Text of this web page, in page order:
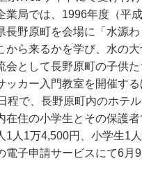
局では、1996年度（平
長野原町を会場に「水源
から来るかを学び、水の
として長野原町の子供
ッカー入門教室を開催す
程で、長野原町内のホテ
住の小学生とその保護
1人1万4,500円、小学生1
電子申請サービスにて6